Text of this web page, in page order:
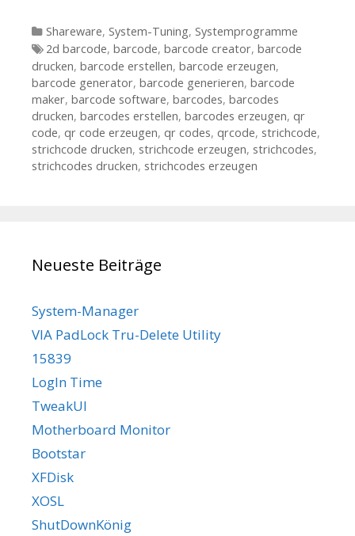
Kategorien
Shareware, System-Tuning, Systemprogramme
Tags
2d barcode, barcode, barcode creator, barcode
drucken, barcode erstellen, barcode erzeugen,
barcode generator, barcode generieren, barcode
maker, barcode software, barcodes, barcodes
drucken, barcodes erstellen, barcodes erzeugen, qr
code, qr code erzeugen, qr codes, qrcode, strichcode,
strichcode drucken, strichcode erzeugen, strichcodes,
strichcodes drucken, strichcodes erzeugen
Neueste Beiträge
System-Manager
VIA PadLock Tru-Delete Utility
15839
LogIn Time
TweakUI
Motherboard Monitor
Bootstar
XFDisk
XOSL
ShutDownKönig